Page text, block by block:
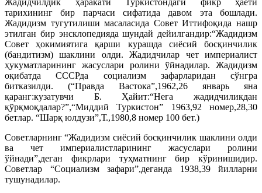
Жадидчилдик ҳаракати Туркистондаги фикр ҳаёти
тарихининг бир парчаси сифатида давом эта бошлади.
Жадидизм тугутилиши масаласида Совет Иттифоқида нашр
этилган бир энсклопедияда шундай дейилгандир:“Жадидизм
Совет ҳокимиятига қарши курашда сиёсий босқинчилик
(бандитизм) шаклини олди. Жадидчилар чет империалист
ҳукуматларининг жасуслари ролини ўйнадилар. Жадидизм
оқибатда СССРда социализм зафарларидан сўнгра
битказилди. (“Правда Вастока”,1962,26 январь яна
қаранг:кузатувчи Б. Ҳайит:“Нега жадидчиликдан
қўрқмоқдалар?”,“Миддий Туркистон” 1963,92 номер,28,30
бетлар. “Шарқ юлдузи”,Т.,1980,8 номер 100 бет.)
Советларнинг “Жадидизм сиёсий босқинчилик шаклини олди
ва чет империалистларининг жасуслари ролини
ўйнади”,деган фикрлари туҳматнинг бир кўринишидир.
Советлар “Социализм зафари”,деганда 1938,39 йилларни
тушунадилар.